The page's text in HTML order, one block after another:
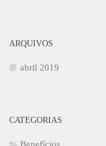
ARQUIVOS
abril 2019
CATEGORIAS